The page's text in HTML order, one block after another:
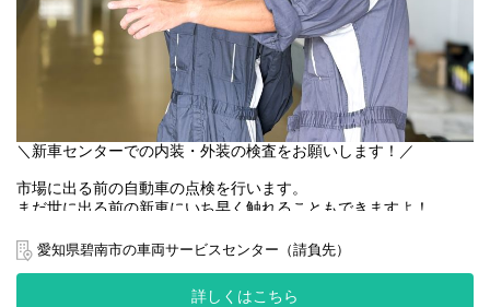
＼新車センターでの内装・外装の検査をお願いします！／
市場に出る前の自動車の点検を行います。
まだ世に出る前の新車にいち早く触れることもできますよ！
新車センターでの納車前点検で
内外装を確認するお仕事です。
愛知県碧南市の車両サービスセンター（請負先）
詳しくはこちら